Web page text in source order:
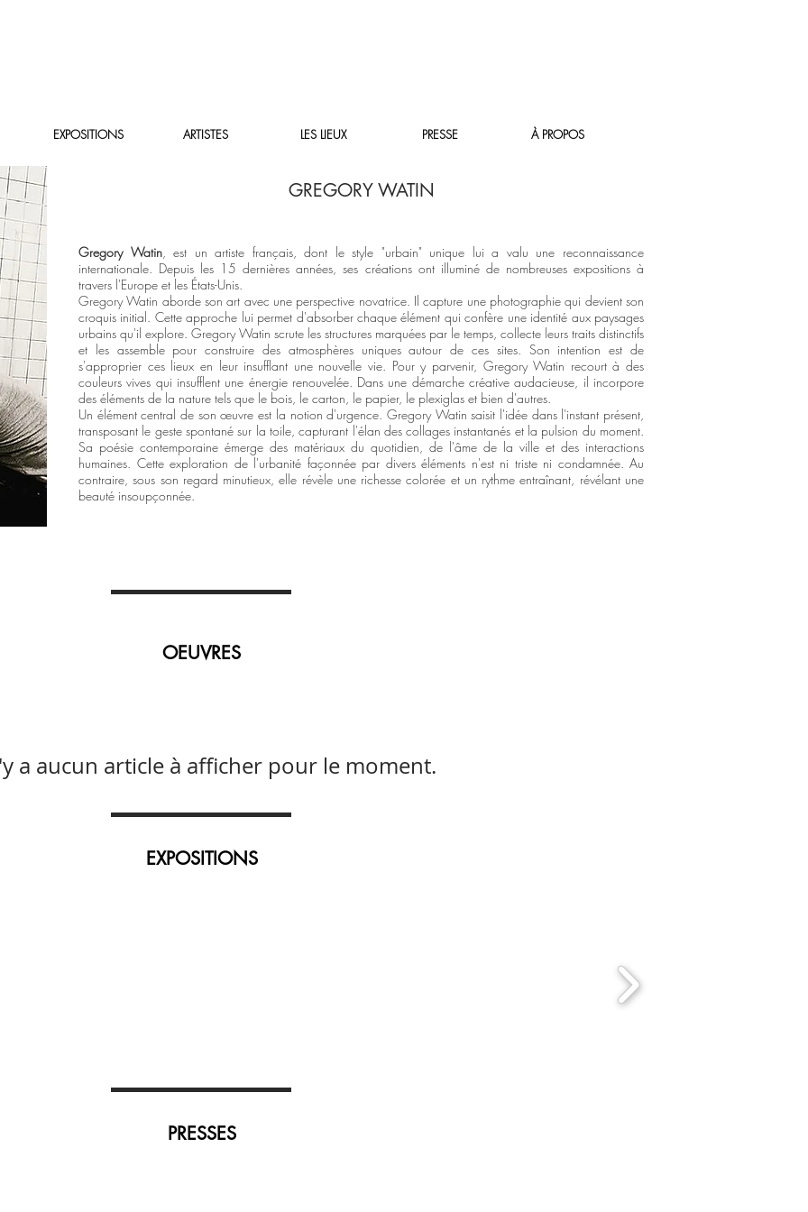
EXPOSITIONS ARTISTES LES LIEUX PRESSE À PROPOS
GREGORY WATIN
Gregory Watin, est un artiste français, dont le style "urbain" unique lui a valu une reconnaissance
internationale. Depuis les 15 dernières années, ses créations ont illuminé de nombreuses expositions à
travers l'Europe et les États-Unis.
Gregory Watin aborde son art avec une perspective novatrice. Il capture une photographie qui devient son
croquis initial. Cette approche lui permet d'absorber chaque élément qui confère une identité aux paysages
urbains qu'il explore. Gregory Watin scrute les structures marquées par le temps, collecte leurs traits distinctifs
et les assemble pour construire des atmosphères uniques autour de ces sites. Son intention est de
s'approprier ces lieux en leur insufflant une nouvelle vie. Pour y parvenir, Gregory Watin recourt à des
couleurs vives qui insufflent une énergie renouvelée. Dans une démarche créative audacieuse, il incorpore
des éléments de la nature tels que le bois, le carton, le papier, le plexiglas et bien d'autres.
Un élément central de son œuvre est la notion d'urgence. Gregory Watin saisit l'idée dans l'instant présent,
transposant le geste spontané sur la toile, capturant l'élan des collages instantanés et la pulsion du moment.
Sa poésie contemporaine émerge des matériaux du quotidien, de l'âme de la ville et des interactions
humaines. Cette exploration de l'urbanité façonnée par divers éléments n'est ni triste ni condamnée. Au
contraire, sous son regard minutieux, elle révèle une richesse colorée et un rythme entraînant, révélant une
beauté insoupçonnée.
OEUVRES
a aucun article à afficher pour le moment.
EXPOSITIONS
PRESSES